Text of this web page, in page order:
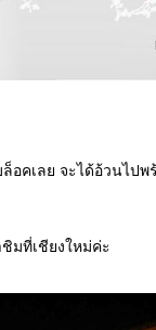
อคเลย จะได้อ้วนไป
มที่เชียงใหม่ค่ะ